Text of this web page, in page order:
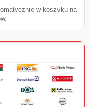
w koszyku na